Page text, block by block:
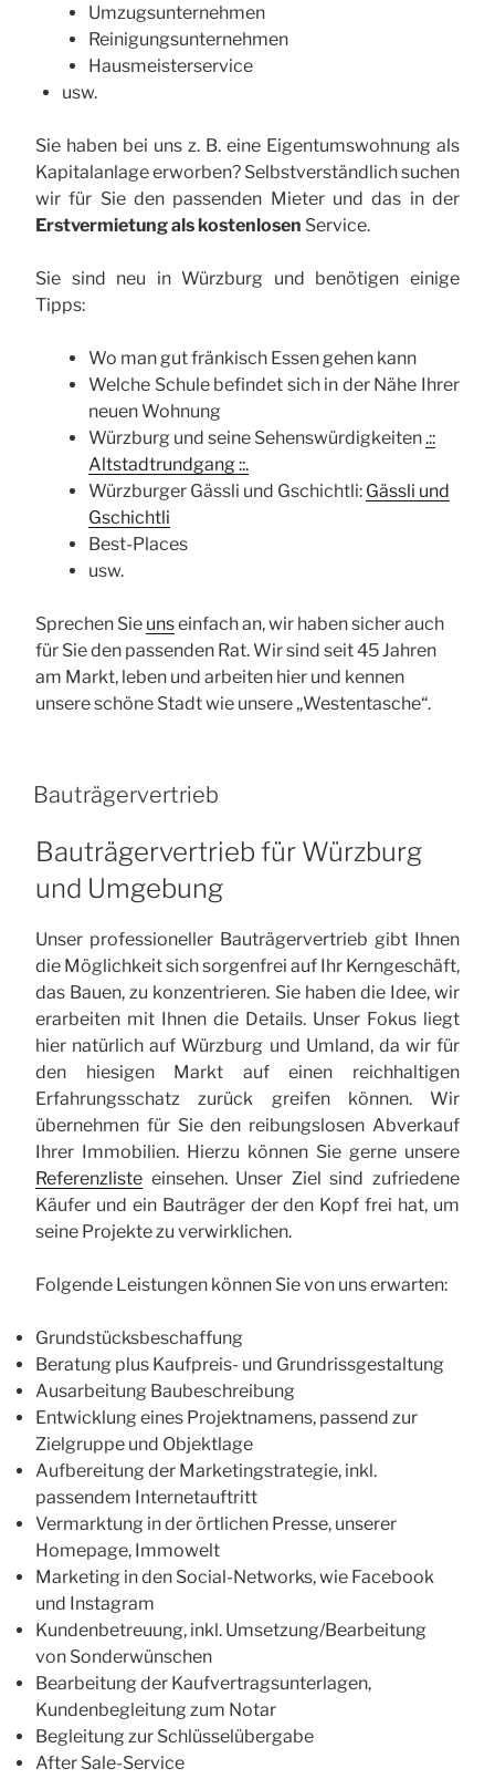
Umzugsunternehmen
Reinigungsunternehmen
Hausmeisterservice
usw.
Sie haben bei uns z. B. eine Eigentumswohnung als
Kapitalanlage erworben? Selbstverständlich suchen
wir für Sie den passenden Mieter und das in der
Erstvermietung als kostenlosen Service.
Sie sind neu in Würzburg und benötigen einige
Tipps:
Wo man gut fränkisch Essen gehen kann
Welche Schule befindet sich in der Nähe Ihrer
neuen Wohnung
Würzburg und seine Sehenswürdigkeiten.::
Altstadtrundgang ::.
Würzburger Gässli und Gschichtli: Gässli und
Gschichtli
Best-Places
usw.
Sprechen Sie unseinfach an, wir haben sicher auch
für Sie den passenden Rat. Wir sind seit 45 Jahren
am Markt, leben und arbeiten hier und kennen
unsere schöne Stadt wie unsere „Westentasche“.
Bauträgervertrieb
Bauträgervertrieb für Würzburg
und Umgebung
Unser professioneller Bauträgervertrieb gibt Ihnen
die Möglichkeit sich sorgenfrei auf Ihr Kerngeschäft,
das Bauen, zu konzentrieren. Sie haben die Idee, wir
erarbeiten mit Ihnen die Details. Unser Fokus liegt
hier natürlich auf Würzburg und Umland, da wir für
den hiesigen Markt auf einen reichhaltigen
Erfahrungsschatz zurück greifen können. Wir
übernehmen für Sie den reibungslosen Abverkauf
Ihrer Immobilien. Hierzu können Sie gerne unsere
Referenzliste einsehen. Unser Ziel sind zufriedene
Käufer und ein Bauträger der den Kopf frei hat, um
seine Projekte zu verwirklichen.
Folgende Leistungen können Sie von uns erwarten:
Grundstücksbeschaffung
Beratung plus Kaufpreis- und Grundrissgestaltung
Ausarbeitung Baubeschreibung
Entwicklung eines Projektnamens, passend zur
Zielgruppe und Objektlage
Aufbereitung der Marketingstrategie, inkl.
passendem Internetauftritt
Vermarktung in der örtlichen Presse, unserer
Homepage, Immowelt
Marketing in den Social-Networks, wie Facebook
und Instagram
Kundenbetreuung, inkl. Umsetzung/Bearbeitung
von Sonderwünschen
Bearbeitung der Kaufvertragsunterlagen,
Kundenbegleitung zum Notar
Begleitung zur Schlüsselübergabe
After Sale-Service